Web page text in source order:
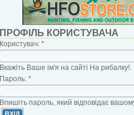
ПРОФІЛЬ КОРИСТУВАЧА
Користувач: *
Вкажіть Ваше ім'я на сайті На рибалку!.
Пароль: *
Впишіть пароль, який відповідає